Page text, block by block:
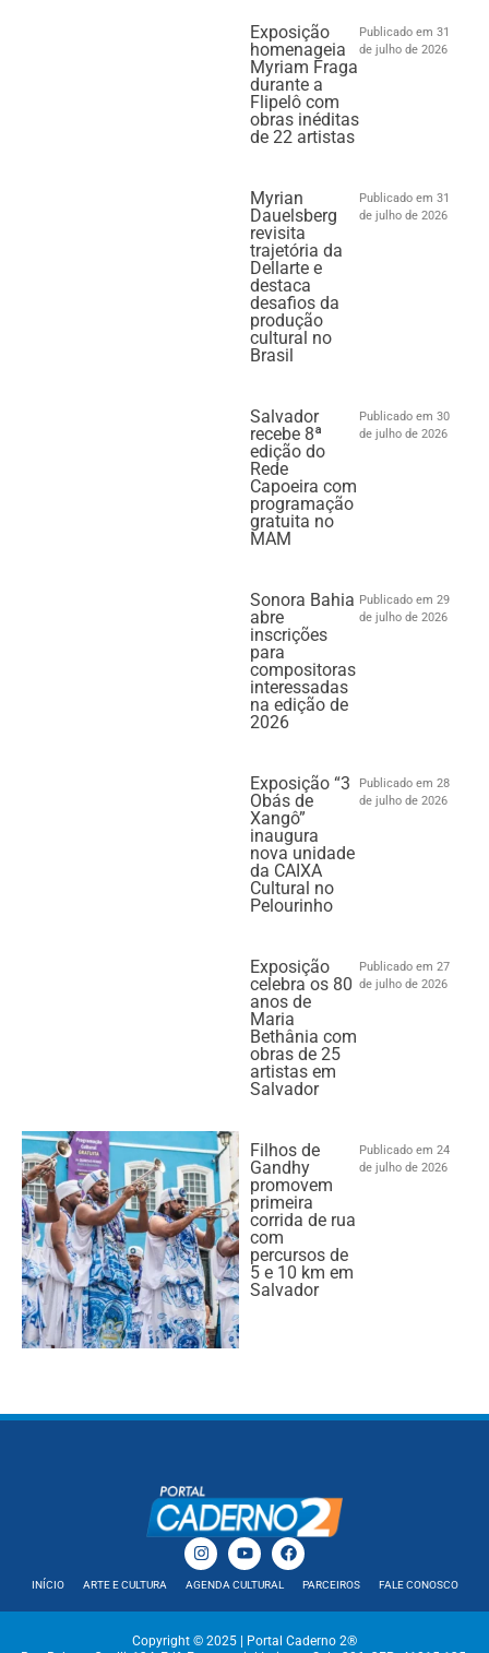
Exposição
homenageia
Myriam Fraga
durante a
Flipelô com
obras inéditas
de 22 artistas
Publicado em 31
de julho de 2026
Myrian
Dauelsberg
revisita
trajetória da
Dellarte e
destaca
desafios da
produção
cultural no
Brasil
Publicado em 31
de julho de 2026
Salvador
recebe 8ª
edição do
Rede
Capoeira com
programação
gratuita no
MAM
Publicado em 30
de julho de 2026
Sonora Bahia
abre
inscrições
para
compositoras
interessadas
na edição de
2026
Publicado em 29
de julho de 2026
Exposição “3
Obás de
Xangô”
inaugura
nova unidade
da CAIXA
Cultural no
Pelourinho
Publicado em 28
de julho de 2026
Exposição
celebra os 80
anos de
Maria
Bethânia com
obras de 25
artistas em
Salvador
Publicado em 27
de julho de 2026
Filhos de
Gandhy
promovem
primeira
corrida de rua
com
percursos de
5 e 10 km em
Salvador
Publicado em 24
de julho de 2026
INÍCIO ARTE E CULTURA AGENDA CULTURAL PARCEIROS FALE CONOSCO
Copyright © 2025 | Portal Caderno 2®